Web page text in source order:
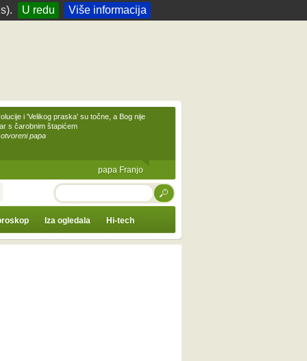
U redu Više informacija
i 'Velikog praska' su točne, a Bog nije
s čarobnim štapićem
papa
papa Franjo
TRAŽI
Iza ogledala Hi-tech